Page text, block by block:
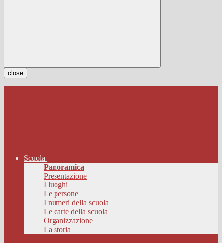
close
Scuola
Panoramica
Presentazione
I luoghi
Le persone
I numeri della scuola
Le carte della scuola
Organizzazione
La storia